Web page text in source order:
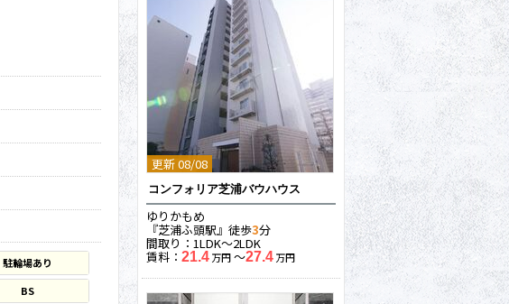
駐輪場あり
BS
更新 08/08
コンフォリア芝浦バウハウス
ゆりかもめ
『芝浦ふ頭駅』徒歩3分
間取り：1LDK〜2LDK
賃料： 21.4万円〜27.4万円